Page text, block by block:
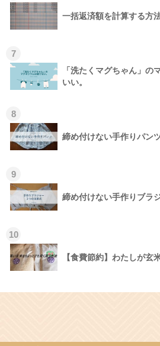
一括返済額を計算する方
7
「洗たくマグちゃん」の
いい。
8
締め付けない手作りパン
9
締め付けない手作りブラ
10
【食費節約】わたしが玄